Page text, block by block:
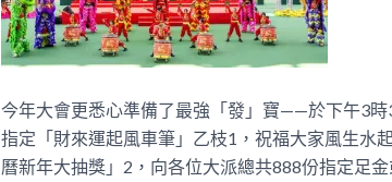
今年大會更悉心準備了最強「發」寶——於下午3
指定「財來運起風車筆」乙枝1，祝福大家風生水
曆新年大抽獎」2，向各位大派總共888份指定足